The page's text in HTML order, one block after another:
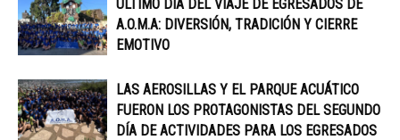
ÚLTIMO DÍA DEL VIAJE DE EGRESADOS DE
A.O.M.A: DIVERSIÓN, TRADICIÓN Y CIERRE
EMOTIVO
LAS AEROSILLAS Y EL PARQUE ACUÁTICO
FUERON LOS PROTAGONISTAS DEL SEGUNDO
DÍA DE ACTIVIDADES PARA LOS EGRESADOS